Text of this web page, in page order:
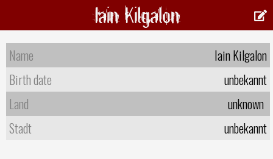
Iain Kilgalon
Name
Iain Kilgalon
Birth date
unbekannt
Land
unknown
Stadt
unbekannt